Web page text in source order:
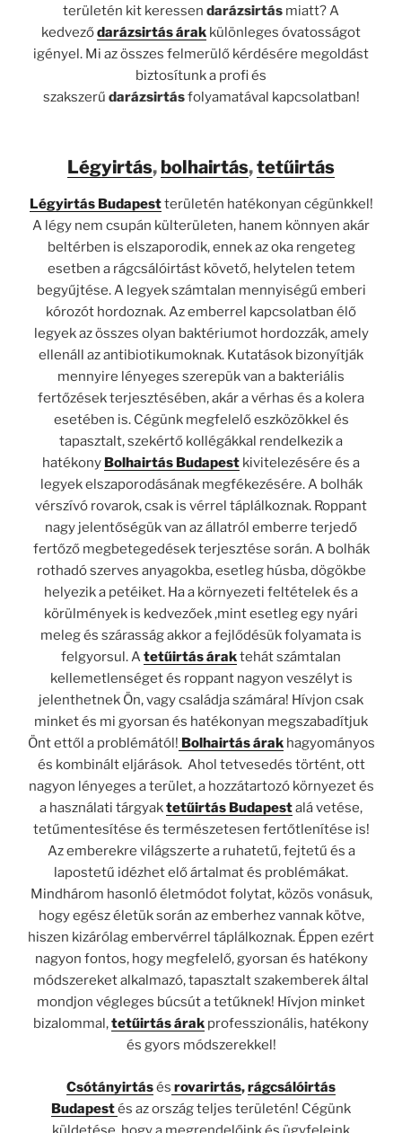
területén kit keressen darázsirtás miatt? A
kedveződarázsirtás árak különleges óvatosságot
igényel. Mi az összes felmerülő kérdésére megoldást
biztosítunk a profi és
szakszerű darázsirtásfolyamatával kapcsolatban!
Légyirtás, bolhairtás,tetűirtás
Légyirtás Budapestterületén hatékonyan cégünkkel!
A légy nem csupán külterületen, hanem könnyen akár
beltérben is elszaporodik, ennek az oka rengeteg
esetben a rágcsálóirtást követő, helytelen tetem
begyűjtése. A legyek számtalan mennyiségű emberi
kórozót hordoznak. Az emberrel kapcsolatban élő
legyek az összes olyan baktériumot hordozzák, amely
ellenáll az antibiotikumoknak. Kutatások bizonyítják
mennyire lényeges szerepük van a bakteriális
fertőzések terjesztésében, akár a vérhas és a kolera
esetében is. Cégünk megfelelő eszközökkel és
tapasztalt, szekértő kollégákkal rendelkezik a
hatékony Bolhairtás Budapest kivitelezésére és a
legyek elszaporodásának megfékezésére. A bolhák
vérszívó rovarok, csak is vérrel táplálkoznak. Roppant
nagy jelentőségük van az állatról emberre terjedő
fertőző megbetegedések terjesztése során. A bolhák
rothadó szerves anyagokba, esetleg húsba, dögökbe
helyezik a petéiket. Ha a környezeti feltételek és a
körülmények is kedvezőek ,mint esetleg egy nyári
meleg és szárasság akkor a fejlődésük folyamata is
felgyorsul. Atetűirtás áraktehát számtalan
kellemetlenséget és roppant nagyon veszélyt is
jelenthetnek Ön, vagy családja számára! Hívjon csak
minket és mi gyorsan és hatékonyan megszabadítjuk
Önt ettől a problémától! Bolhairtás árakhagyományos
és kombinált eljárások. Ahol tetvesedés történt, ott
nagyon lényeges a terület, a hozzátartozó környezet és
a használati tárgyaktetűirtás Budapestalá vetése,
tetűmentesítése és természetesen fertőtlenítése is!
Az emberekre világszerte a ruhatetű, fejtetű és a
lapostetű idézhet elő ártalmat és problémákat.
Mindhárom hasonló életmódot folytat, közös vonásuk,
hogy egész életük során az emberhez vannak kötve,
hiszen kizárólag embervérrel táplálkoznak. Éppen ezért
nagyon fontos, hogy megfelelő, gyorsan és hatékony
módszereket alkalmazó, tapasztalt szakemberek által
mondjon végleges búcsút a tetűknek! Hívjon minket
bizalommal,tetűirtás árak professzionális, hatékony
és gyors módszerekkel!
Csótányirtásés rovarirtás,rágcsálóirtás
Budapestés az ország teljes területén! Cégünk